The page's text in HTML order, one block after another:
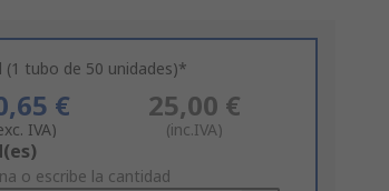
(1 tubo de 50 unidades)*
€
IVA)
25,00 €
(inc.IVA)
o escribe la cantidad